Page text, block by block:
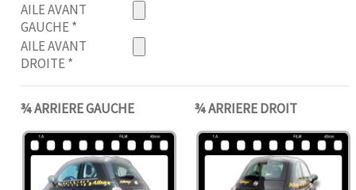
AILE AVANT
GAUCHE*
AILE AVANT
DROITE*
¾ ARRIERE GAUCHE ¾ ARRIERE DROIT